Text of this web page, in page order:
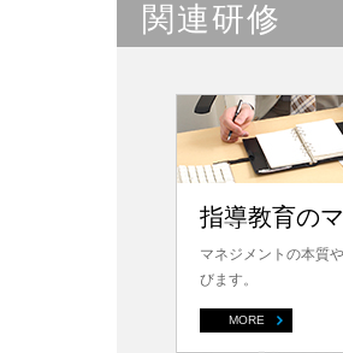
関連研修
指導教育の
マネジメントの本質
びます。
MORE